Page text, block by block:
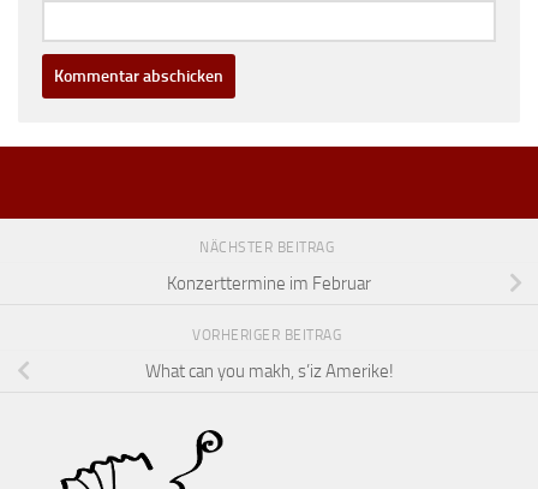
NÄCHSTER BEITRAG
Konzerttermine im Februar
VORHERIGER BEITRAG
What can you makh, s’iz Amerike!